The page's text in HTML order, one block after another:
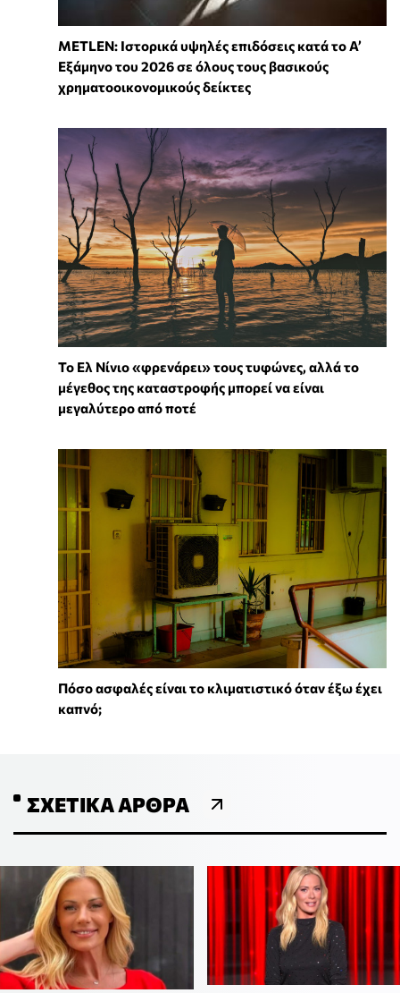
METLEN: Ιστορικά υψηλές επιδόσεις κατά το Α’
Εξάμηνο του 2026 σε όλους τους βασικούς
χρηματοοικονομικούς δείκτες
Το Ελ Νίνιο «φρενάρει» τους τυφώνες, αλλά το
μέγεθος της καταστροφής μπορεί να είναι
μεγαλύτερο από ποτέ
Πόσο ασφαλές είναι το κλιματιστικό όταν έξω έχει
καπνό;
ΣΧΕΤΙΚΆ ΆΡΘΡΑ